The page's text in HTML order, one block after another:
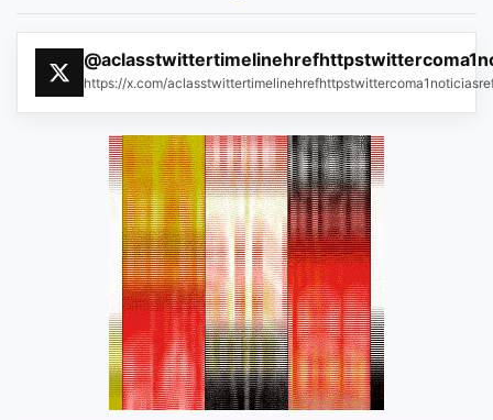
https://x.com/